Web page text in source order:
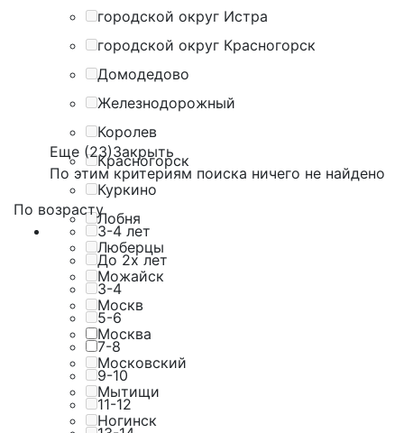
городской округ Истра
городской округ Красногорск
Домодедово
Железнодорожный
Королев
Красногорск
Куркино
Лобня
Люберцы
Можайск
Москв
Москва
Московский
Мытищи
Ногинск
Еще (23)Закрыть
По этим критериям поиска ничего не найдено
По возрасту
3-4 лет
До 2х лет
3-4
5-6
7-8
9-10
11-12